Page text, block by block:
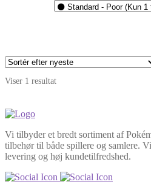
Viser 1 resultat
Vi tilbyder et bredt sortiment af
tilbehør til både spillere og samlere.
levering og høj kundetilfredshed.